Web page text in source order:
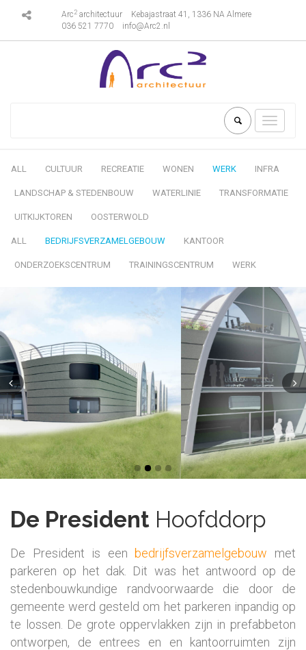
Arc 2architectuur
Kebajastraat 41, 1336 NA Almere
036 521 7770
info@Arc2.nl
Toggle
ALL CULTUUR RECREATIE WONEN WERK INFRA
LANDSCHAP & STEDENBOUW WATERLINIE TRANSFORMATIE
UITKIJKTOREN OOSTERWOLD
ALL BEDRIJFSVERZAMELGEBOUW KANTOOR
ONDERZOEKSCENTRUM TRAININGSCENTRUM WERK
De President Hoofddorp
De President is een bedrijfsverzamelgebouw met
parkeren op het dak. Dit was het antwoord op de
stedenbouwkundige randvoorwaarde die door de
gemeente werd gesteld om het parkeren inpandig op
te lossen. De grote oppervlakken zijn in prefabbeton
ontworpen, de entrees en en kantoorruimten zijn